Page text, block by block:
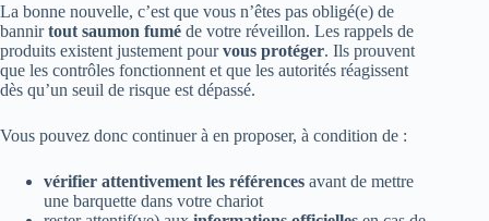
La bonne nouvelle, c’est que vous n’êtes pas obligé(e) de
bannirtout saumon fumé de votre réveillon. Les rappels de
produits existent justement pourvous protéger. Ils prouvent
que les contrôles fonctionnent et que les autorités réagissent
dès qu’un seuil de risque est dépassé.
Vous pouvez donc continuer à en proposer, à condition de :
vérifier attentivement les références avant de mettre
une barquette dans votre chariot